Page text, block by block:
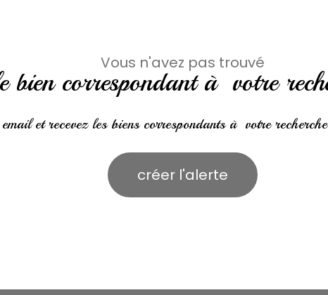
Vous n'avez pas trouvé
bien correspondant à votre
et recevez les biens correspondants à votre
créer l'alerte